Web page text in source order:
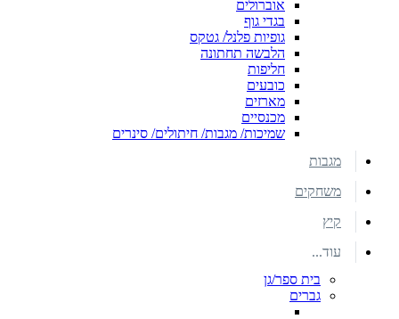
אוברולים
בגדי גוף
גופיות פלנל/ גטקס
הלבשה תחתונה
חליפות
כובעים
מארזים
מכנסיים
שמיכות/ מגבות/ חיתולים/ סינרים
מגבות
משחקים
קיץ
עוד...
בית ספר/גן
גברים